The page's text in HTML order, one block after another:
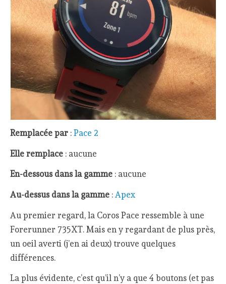
Remplacée par :Pace 2
Elle remplace : aucune
En-dessous dans la gamme : aucune
Au-dessus dans la gamme : Apex
Au premier regard, la Coros Pace ressemble à une
Forerunner 735XT. Mais en y regardant de plus près,
un oeil averti (j’en ai deux) trouve quelques
différences.
La plus évidente, c’est qu’il n’y a que 4 boutons (et pas